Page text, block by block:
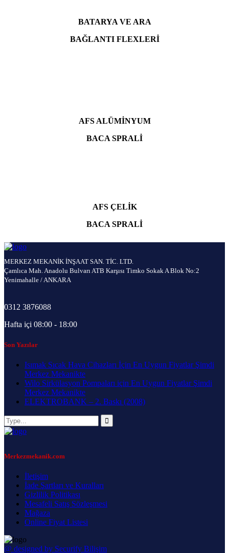
BATARYA VE ARA
BAĞLANTI FLEXLERİ
AFS ALÜMİNYUM
BACA SPRALİ
AFS ÇELİK
BACA SPRALİ
MERKEZ MEKANİK İNŞAAT SAN. TİC. LTD.
Çamlıca Mah. Anadolu Bulvarı ATB Karşısı Timko Sokak A Blok No:2
Yenimahalle / ANKARA
0312 3876088
Hafta içi 08:00 - 18:00
Son Yazılar
Isımak Sıcak Hava Cihazları İçin En Uygun Fiyatlar Şimdi
Merkez Mekanikte
Wilo Sirkülasyon Pompaları için En Uygun Fiyatlar Şimdi
Merkez Mekanikte
ELEKTROBANK – 2. Baskı (2008)
Merkezmekanik.com
İletişim
İade Şartları ve Kuralları
Gizlilik Politikası
Mesafeli Satış Sözleşmesi
Mağaza
Online Fiyat Listesi
@ designed by Securify Bilişim